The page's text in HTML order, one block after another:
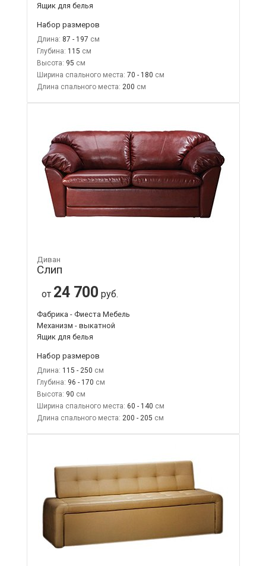
Ящик для белья
Набор размеров
Длина: 87 - 197
Глубина: 115
Высота: 95
Ширина спального места: 70 - 180
Длина спального места: 200
Диван
Слип
от 24 700 руб.
Фабрика - Фиеста Мебель
Механизм - выкатной
Ящик для белья
Набор размеров
Длина: 115 - 250
Глубина: 96 - 170
Высота: 90
Ширина спального места: 60 - 140
Длина спального места: 200 - 205